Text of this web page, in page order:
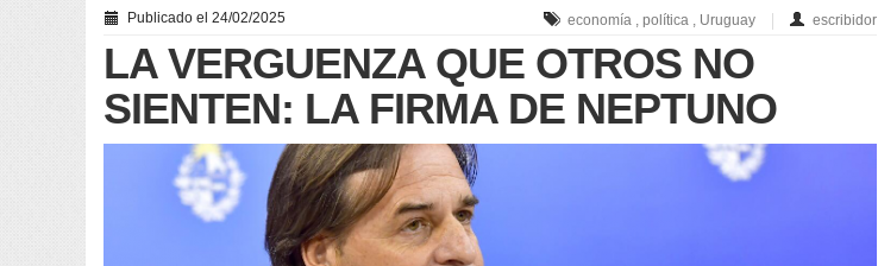
Publicado el 24/02/2025 escribidor
economía , política , Uruguay
LA VERGUENZA QUE OTROS NO
SIENTEN: LA FIRMA DE NEPTUNO